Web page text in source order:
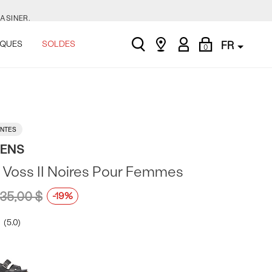
SOLDES search
Find
My
Account
0
Shopping
Bag
FR
5.0
II Noires Pour Femmes
$ -19%